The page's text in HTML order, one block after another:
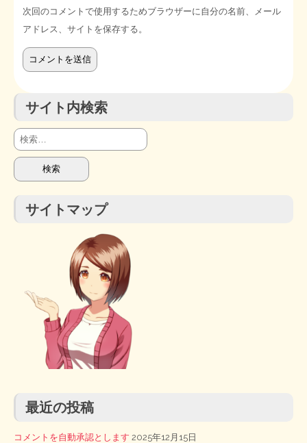
次回のコメントで使用するためブラウザーに自分の名前、メール
アドレス、サイトを保存する。
サイト内検索
検
索:
サイトマップ
最近の投稿
コメントを自動承認とします 2025年12月15日